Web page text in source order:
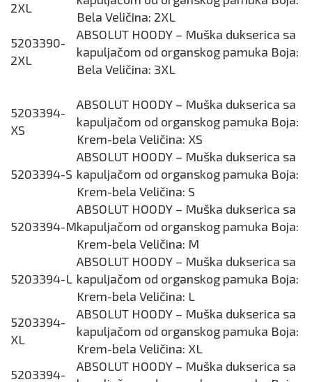
2XL
Bela Veličina: 2XL
5203390-
2XL
ABSOLUT HOODY – Muška dukserica sa
kapuljačom od organskog pamuka Boja:
Bela Veličina: 3XL
5203394-
XS
ABSOLUT HOODY – Muška dukserica sa
kapuljačom od organskog pamuka Boja:
Krem-bela Veličina: XS
5203394-S
ABSOLUT HOODY – Muška dukserica sa
kapuljačom od organskog pamuka Boja:
Krem-bela Veličina: S
5203394-M
ABSOLUT HOODY – Muška dukserica sa
kapuljačom od organskog pamuka Boja:
Krem-bela Veličina: M
5203394-L
ABSOLUT HOODY – Muška dukserica sa
kapuljačom od organskog pamuka Boja:
Krem-bela Veličina: L
5203394-
XL
ABSOLUT HOODY – Muška dukserica sa
kapuljačom od organskog pamuka Boja:
Krem-bela Veličina: XL
5203394-
ABSOLUT HOODY – Muška dukserica sa